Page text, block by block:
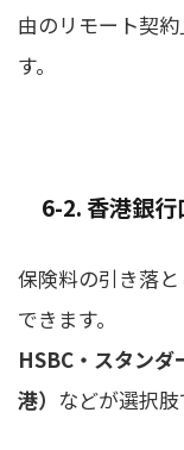
由のリモート契
す。
6-2. 香港銀
保険料の引き落
できます。
HSBC・スタン
港） などが選択肢